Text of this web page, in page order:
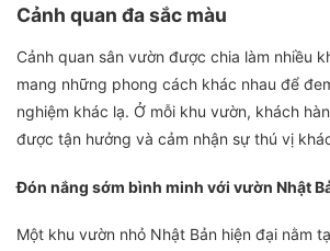
Cảnh quan đa sắc màu
Cảnh quan sân vườn được chia làm nhiều
mang những phong cách khác nhau để
nghiệm khác lạ. Ở mỗi khu vườn, khách
được tận hưởng và cảm nhận sự thú vị
Đón nắng sớm bình minh với vườn Nhật
Một khu vườn nhỏ Nhật Bản hiện đại nằm